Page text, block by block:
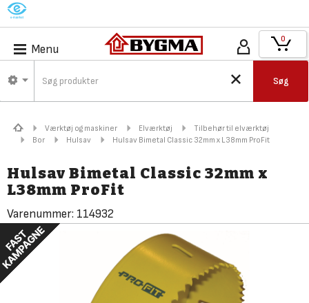
M
Menu
Søg
0
Værktøj og maskiner Elværktøj
Tilbehør til elværktøj
Bor
Hulsav Hulsav Bimetal Classic 32mm x L38mm ProFit
Hulsav Bimetal Classic 32mm x
L38mm ProFit
Varenummer: 114932